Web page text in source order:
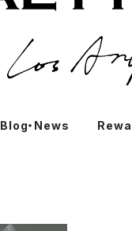
Blog・News